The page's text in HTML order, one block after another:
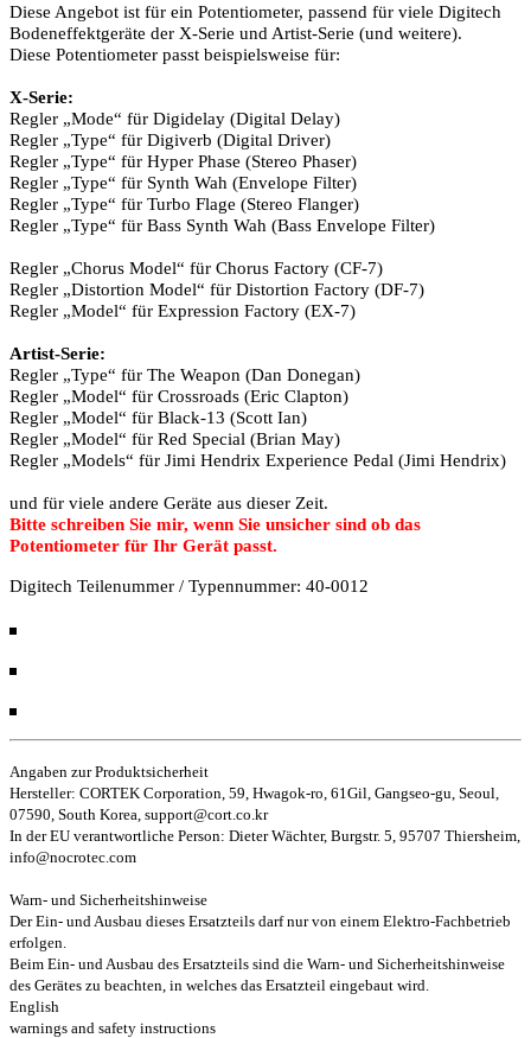
Diese Angebot ist für ein Potentiometer, passend für viele Digitech
Bodeneffektgeräte der X-Serie und Artist-Serie (und weitere).
Diese Potentiometer passt beispielsweise für:
X-Serie:
Regler „Mode“ für Digidelay (Digital Delay)
Regler „Type“ für Digiverb (Digital Driver)
Regler „Type“ für Hyper Phase (Stereo Phaser)
Regler „Type“ für Synth Wah (Envelope Filter)
Regler „Type“ für Turbo Flage (Stereo Flanger)
Regler „Type“ für Bass Synth Wah (Bass Envelope Filter)
Regler „Chorus Model“ für Chorus Factory (CF-7)
Regler „Distortion Model“ für Distortion Factory (DF-7)
Regler „Model“ für Expression Factory (EX-7)
Artist-Serie:
Regler „Type“ für The Weapon (Dan Donegan)
Regler „Model“ für Crossroads (Eric Clapton)
Regler „Model“ für Black-13 (Scott Ian)
Regler „Model“ für Red Special (Brian May)
Regler „Models“ für Jimi Hendrix Experience Pedal (Jimi Hendrix)
und für viele andere Geräte aus dieser Zeit.
Bitte schreiben Sie mir, wenn Sie unsicher sind ob das
Potentiometer für Ihr Gerät passt.
Digitech Teilenummer / Typennummer: 40-0012
Angaben zur Produktsicherheit
Hersteller: CORTEK Corporation, 59, Hwagok-ro, 61Gil, Gangseo-gu, Seoul,
07590, South Korea, support@cort.co.kr
In der EU verantwortliche Person: Dieter Wächter, Burgstr. 5, 95707 Thiersheim,
info@nocrotec.com
Warn- und Sicherheitshinweise
Der Ein- und Ausbau dieses Ersatzteils darf nur von einem Elektro-Fachbetrieb
erfolgen.
Beim Ein- und Ausbau des Ersatzteils sind die Warn- und Sicherheitshinweise
des Gerätes zu beachten, in welches das Ersatzteil eingebaut wird.
English
warnings and safety instructions